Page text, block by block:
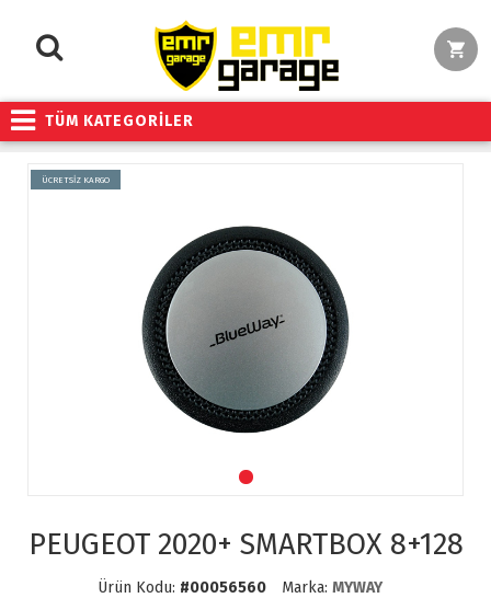
TÜM KATEGORİLER
ÜCRETSİZ KARGO
PEUGEOT 2020+ SMARTBOX 8+128
Ürün Kodu: #00056560 Marka: MYWAY